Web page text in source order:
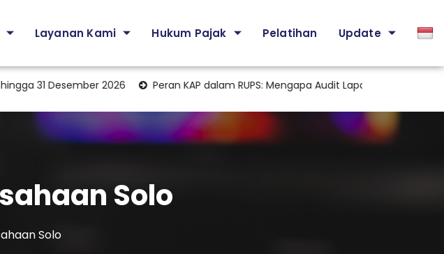
Layanan Kami Hukum Pajak Pelatihan Update
31 Desember 2026 Peran KAP dalam RUPS: Mengapa Audit Laporan Keuangan
Solo
Solo